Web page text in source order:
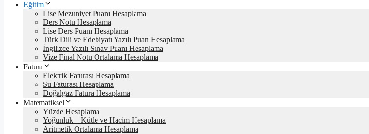
Eğitim
Lise Mezuniyet Puanı Hesaplama
Ders Notu Hesaplama
Lise Ders Puanı Hesaplama
Türk Dili ve Edebiyatı Yazılı Puan Hesaplama
İngilizce Yazılı Sınav Puanı Hesaplama
Vize Final Notu Ortalama Hesaplama
Fatura
Elektrik Faturası Hesaplama
Su Faturası Hesaplama
Doğalgaz Fatura Hesaplama
Matematiksel
Yüzde Hesaplama
Yoğunluk – Kütle ve Hacim Hesaplama
Aritmetik Ortalama Hesaplama